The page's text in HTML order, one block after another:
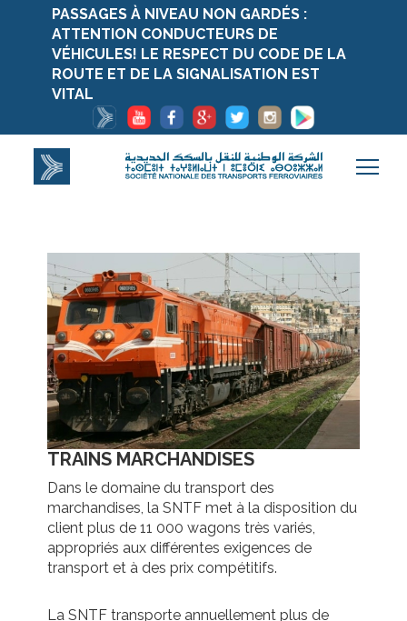
PASSAGES À NIVEAU NON GARDÉS :
ATTENTION CONDUCTEURS DE
VÉHICULES! LE RESPECT DU CODE DE LA
ROUTE ET DE LA SIGNALISATION EST
VITAL
TRAINS MARCHANDISES
Dans le domaine du transport des
marchandises, la SNTF met à la disposition du
client plus de 11 000 wagons très variés,
appropriés aux différentes exigences de
transport et à des prix compétitifs.
La SNTF transporte annuellement plus de